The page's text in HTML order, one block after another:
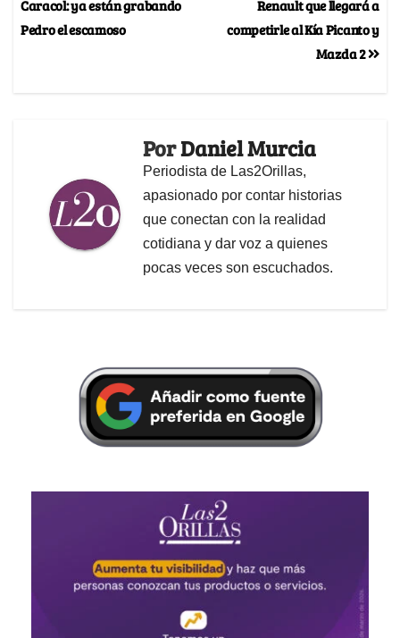
Renault que llegará a
competirle al Kía Picanto y
Mazda 2
Caracol: ya están grabando
Pedro el escamoso
PorDaniel Murcia
Periodista de Las2Orillas,
apasionado por contar historias
que conectan con la realidad
cotidiana y dar voz a quienes
pocas veces son escuchados.